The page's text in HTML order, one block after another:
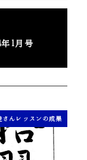
1月号
さんレッスンの成果